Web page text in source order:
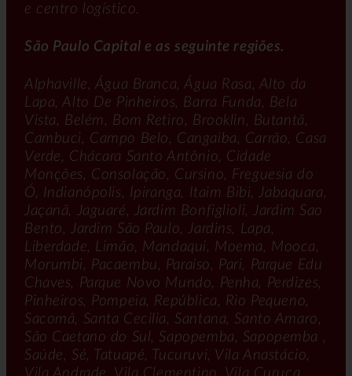
e centro logístico.
São Paulo Capital e as seguinte regiões.
Alphaville, Água Branca, Água Rasa, Alto da
Lapa, Alto De Pinheiros, Barra Funda, Bela
Vista, Belém, Bom Retiro, Brooklin, Butantã,
Cambuci, Campo Belo, Cangaiba, Carrão, Casa
Verde, Chácara Santo Antônio, Cidade
Monções, Consolação, Cursino, Freguesia do
Ó, Indianópolis, Ipiranga, Itaim Bibi, Jabaquara,
Jaçanã, Jaguaré, Jardim Bonfiglioli, Jardim Sao
Bento, Jardim São Paulo, Jardins, Lapa,
Liberdade, Limão, Mandaqui, Moema, Mooca,
Morumbi, Pacaembu, Paraíso, Pari, Parque Edu
Chaves, Parque Novo Mundo, Penha, Perdizes,
Pinheiros, Pompeia, República, Rio Pequeno,
Sacomã, Santa Cecilia, Santana, Santo Amaro,
São Caetano do Sul, Sapopemba, Sapopemba ,
Saúde, Sé, Tatuapé, Tucuruvi, Vila Anastácio,